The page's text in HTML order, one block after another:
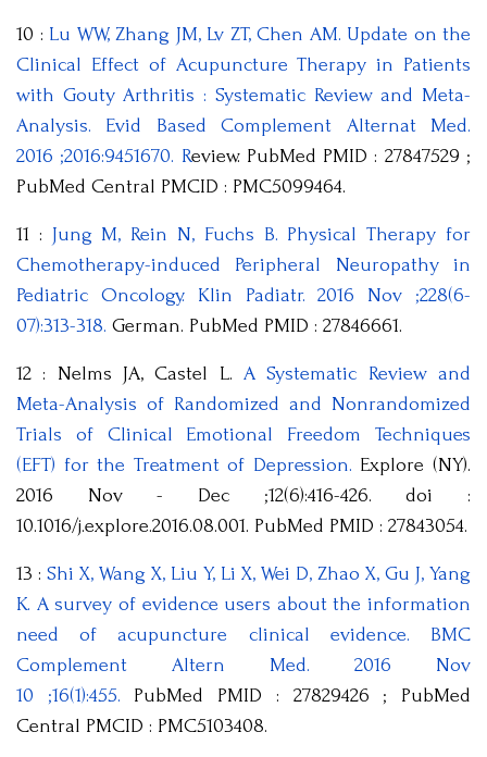
10 : Lu WW, Zhang JM, Lv ZT, Chen AM. Update on the
Clinical Effect of Acupuncture Therapy in Patients
with Gouty Arthritis : Systematic Review and Meta-
Analysis. Evid Based Complement Alternat Med.
2016 ;2016:9451670. Review. PubMed PMID : 27847529 ;
PubMed Central PMCID : PMC5099464.
11 : Jung M, Rein N, Fuchs B. Physical Therapy for
Chemotherapy-induced Peripheral Neuropathy in
Pediatric Oncology. Klin Padiatr. 2016 Nov ;228(6-
07):313-318. German. PubMed PMID : 27846661.
12 : Nelms JA, Castel L. A Systematic Review and
Meta-Analysis of Randomized and Nonrandomized
Trials of Clinical Emotional Freedom Techniques
(EFT) for the Treatment of Depression. Explore (NY).
2016 Nov - Dec ;12(6):416-426. doi :
10.1016/j.explore.2016.08.001. PubMed PMID : 27843054.
13 : Shi X, Wang X, Liu Y, Li X, Wei D, Zhao X, Gu J, Yang
K. A survey of evidence users about the information
need of acupuncture clinical evidence. BMC
Complement Altern Med. 2016 Nov
10 ;16(1):455. PubMed PMID : 27829426 ; PubMed
Central PMCID : PMC5103408.